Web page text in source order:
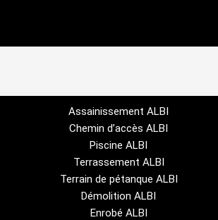
Assainissement ALBI
Chemin d’accès ALBI
Piscine ALBI
Terrassement ALBI
Terrain de pétanque ALBI
Démolition ALBI
Enrobé ALBI